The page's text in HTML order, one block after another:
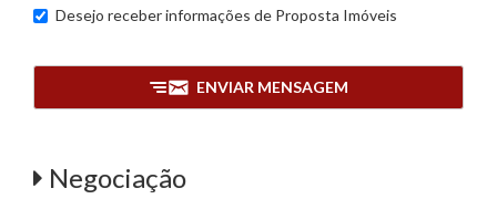
Desejo receber informações de Proposta Imóveis
ENVIAR MENSAGEM
Negociação